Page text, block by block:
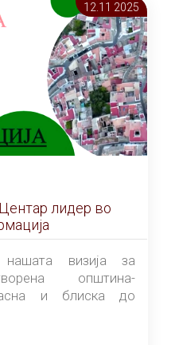
12.11 2025
лидер во
нашата визија за
општина-
и блиска до